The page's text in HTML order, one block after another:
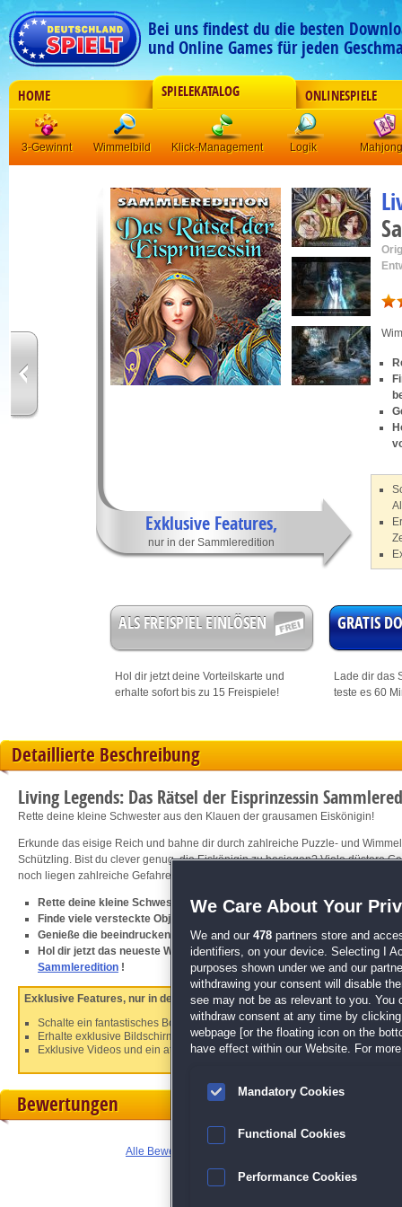
Bei uns findest du die besten
und Online Games für jeden
HOME SPIELEKATALOG ONLINESPIELE
3-Gewinnt Wimmelbild Klick-Management Logik Mahjong
Exklusive Features,
nur in der Sammleredition
ALS FREISPIEL EINLÖSEN
Hol dir jetzt deine Vorteilskarte und
erhalte sofort bis zu 15 Freispiele!
GRATIS
Lade dir das
teste es 60
Detaillierte Beschreibung
Living Legends: Das Rätsel der Eisprinzessin
Rette deine kleine Schwester aus den Klauen der grausamen Eiskönigin!
Erkunde das eisige Reich und bahne dir durch zahlreiche Puzzle- und
Schützling. Bist du clever genug, die Eiskönigin zu besiegen? Viele düstere
noch liegen zahlreiche Gefahren auf deinem Weg dorthin!
Rette deine kleine Schwester aus den Fängen der Eiskönigin!
Finde viele versteckte Objekte und nutze sie, um alle Rätsel zu
Genieße die beeindruckend gezeichnete Spielwelt
Hol dir jetzt das neueste Wimmelbild-Meisterwerk von den Machern
Sammleredition !
Exklusive Features, nur in der Sammleredition:
Schalte ein fantastisches Bonus-Level frei und lerne den mysteriösen
Erhalte exklusive Bildschirmhintergründe, Bildschirmschoner,
Exklusive Videos und ein atemberaubender Soundtrack warten auf dich!
Bewertungen
Alle Bewertungen anzeigen
We Care About Your
We and our 478 partners store and
identifiers, on your device. Selecting I
purposes shown under we and our
withdrawing your consent will disable
see may not be as relevant to you. You
withdraw consent at any time by
webpage [or the floating icon on the
have effect within our Website. For
Mandatory Cookies
Functional Cookies
Performance Cookies